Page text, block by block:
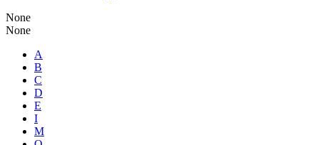
None
None
A
B
C
D
E
I
M